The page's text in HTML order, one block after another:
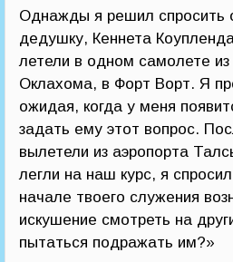
Однажды я решил спросить
дедушку, Кеннета
летели в одном самолете
Оклахома, в Форт Ворт. Я
ожидая, когда у меня
задать ему этот вопрос.
вылетели из аэропорта
легли на наш курс, я
начале твоего служения
искушение смотреть на
пытаться подражать им?»